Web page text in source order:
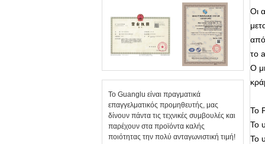
Το Guanglu είναι πραγματικά
επαγγελματικός προμηθευτής, μας
δίνουν πάντα τις τεχνικές συμβουλές και
παρέχουν στα προϊόντα καλής
ποιότητας την πολύ ανταγωνιστική τιμή!
Οι
το
Ο
Το
Το
Το